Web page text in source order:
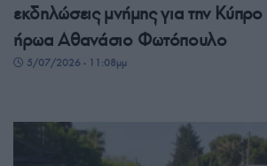
εκδηλώσεις μνήμης για την
ήρωα Αθανάσιο Φωτόπουλο
5/07/2026 - 11:08μμ